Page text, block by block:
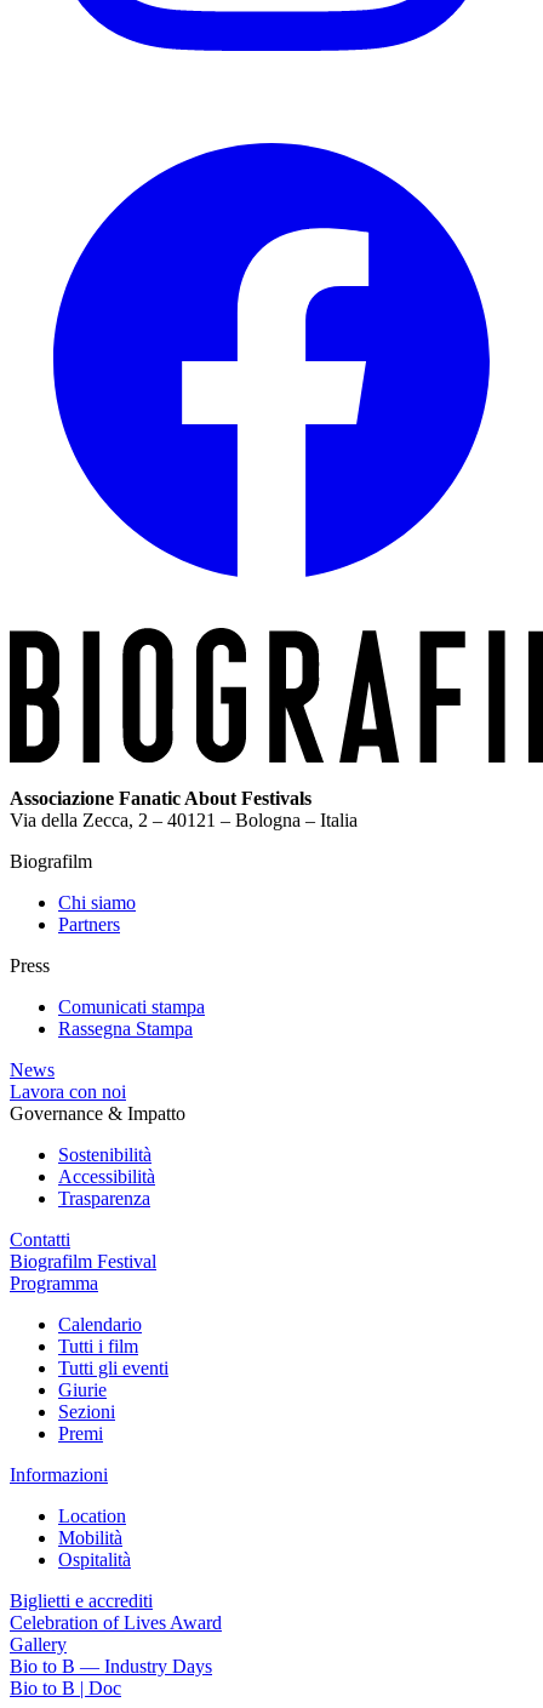
Associazione Fanatic About Festivals
Via della Zecca, 2 – 40121 – Bologna – Italia
Biografilm
Chi siamo
Partners
Press
Comunicati stampa
Rassegna Stampa
News
Lavora con noi
Governance & Impatto
Sostenibilità
Accessibilità
Trasparenza
Contatti
Biografilm Festival
Programma
Calendario
Tutti i film
Tutti gli eventi
Giurie
Sezioni
Premi
Informazioni
Location
Mobilità
Ospitalità
Biglietti e accrediti
Celebration of Lives Award
Gallery
Bio to B — Industry Days
Bio to B | Doc